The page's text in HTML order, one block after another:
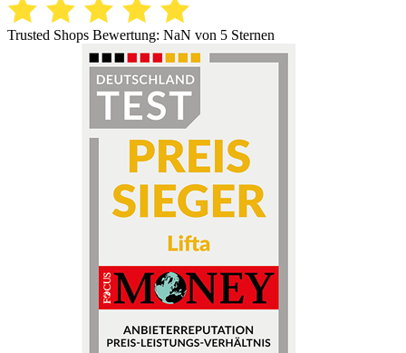
Trusted Shops Bewertung: NaN von 5 Sternen